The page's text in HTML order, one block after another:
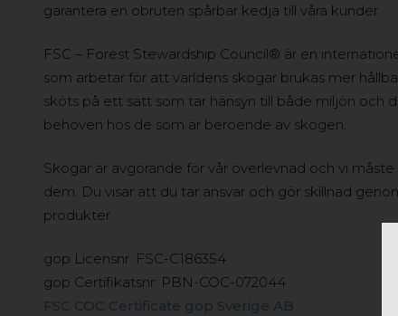
garantera en obruten spårbar kedja till våra kunder.
FSC – Forest Stewardship Council® är en
som arbetar för att världens skogar brukas mer
sköts på ett sätt som tar hänsyn till både miljön och
behoven hos de som är beroende av skogen.
Skogar är avgörande för vår överlevnad och vi
dem. Du visar att du tar ansvar och gör skillnad
produkter.
gop Licensnr: FSC-C186354
gop Certifikatsnr: PBN-COC-072044
FSC COC Certificate gop Sverige AB